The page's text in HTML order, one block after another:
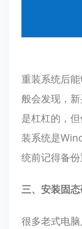
重装系统后
般会发现，
是杠杠的，
装系统是
统前记得备份
三、安装固
很多老式电